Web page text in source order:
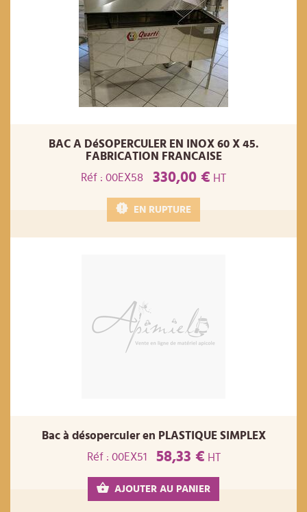
BAC A DéSOPERCULER EN INOX 60 X 45.
FABRICATION FRANCAISE
Réf : 00EX58
330,00 € HT
EN RUPTURE
Bac à désoperculer en PLASTIQUE SIMPLEX
Réf : 00EX51
58,33 € HT
AJOUTER AU PANIER